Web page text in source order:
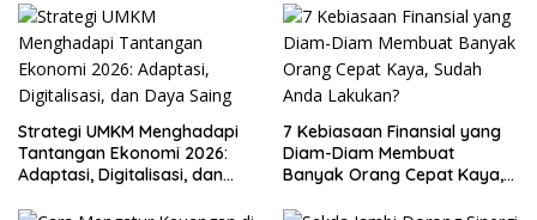
Strategi UMKM Menghadapi
Tantangan Ekonomi 2026:
Adaptasi, Digitalisasi, dan
7 Kebiasaan Finansial yang
Diam-Diam Membuat
Banyak Orang Cepat Kaya,